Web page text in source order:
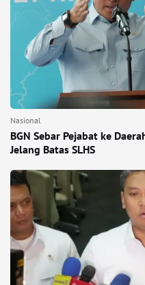
Nasional
BGN Sebar Pejabat ke
Jelang Batas SLHS